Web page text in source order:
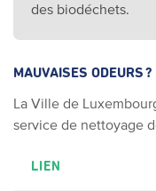
des biodéchets.
MAUVAISES ODEURS ?
La Ville de
service de nettoyage
LIEN